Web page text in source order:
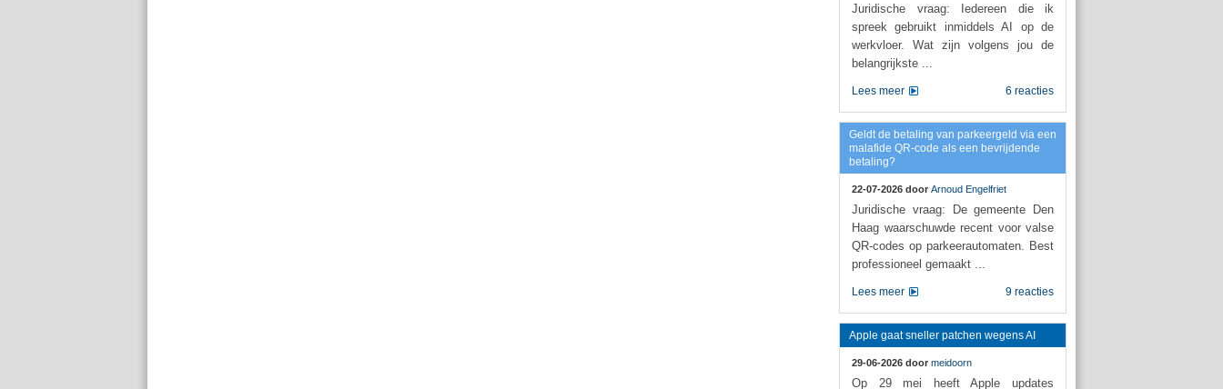
Juridische vraag: Iedereen die ik
spreek gebruikt inmiddels AI op de
werkvloer. Wat zijn volgens jou de
belangrijkste ...
6 reacties
Lees meer
Geldt de betaling van parkeergeld via een
malafide QR-code als een bevrijdende
betaling?
22-07-2026 door Arnoud Engelfriet
Juridische vraag: De gemeente Den
Haag waarschuwde recent voor valse
QR-codes op parkeerautomaten. Best
professioneel gemaakt ...
9 reacties
Lees meer
Apple gaat sneller patchen wegens AI
29-06-2026 door meidoorn
Op 29 mei heeft Apple updates